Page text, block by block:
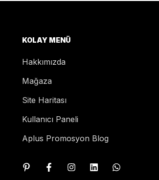
KOLAY MENÜ
Hakkımızda
Mağaza
Site Haritası
Kullanıcı Paneli
Aplus Promosyon Blog